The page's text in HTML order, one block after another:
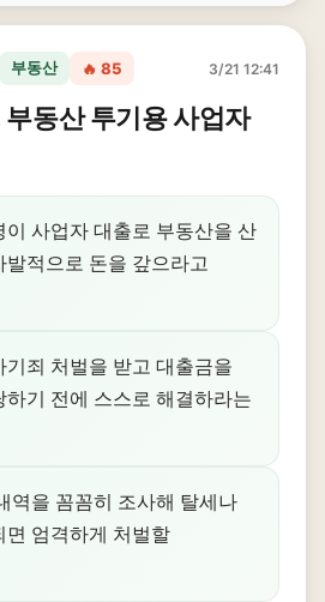
부동산 🔥 85 3/21 12:41
동산 투기용 사업자
이 사업자 대출로 부동산을 산
발적으로 돈을 갚으라고
죄 처벌을 받고 대출금을
하기 전에 스스로 해결하라는
역을 꼼꼼히 조사해 탈세나
면 엄격하게 처벌할